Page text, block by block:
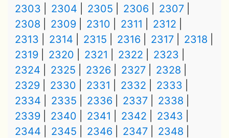
2303
2304 2305 2306
2307
2308
2309 2310 2311
2312
2313
2314 2315 2316 2317
2318
2319
2320 2321 2322
2323
2324
2325 2326 2327
2328
2329
2330 2331 2332
2333
2334
2335 2336 2337
2338
2339
2340 2341 2342
2343
2344
2345 2346 2347
2348